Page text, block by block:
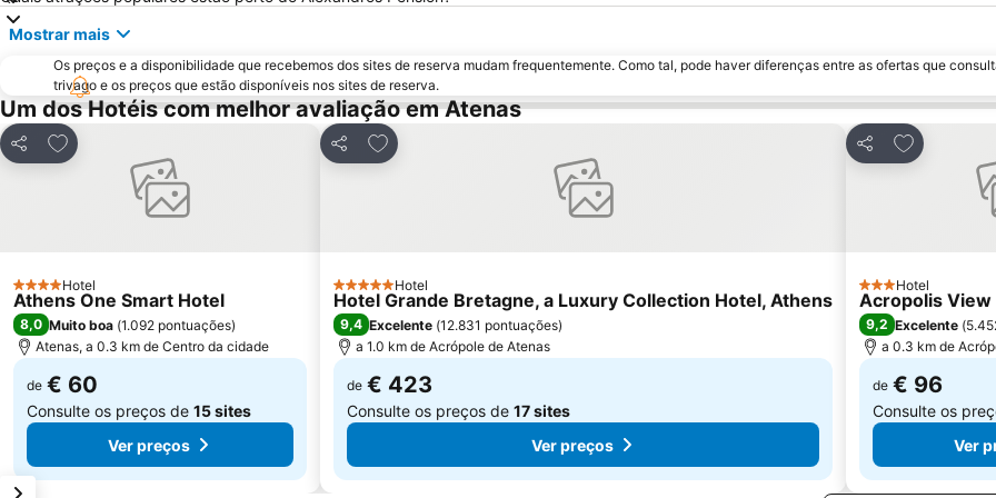
Mostrar mais
Os preços e a disponibilidade que recebemos dos sites de reserva mudam frequentemente. Como tal, pode haver diferenças entre as ofertas que
trivago e os preços que estão disponíveis nos sites de reserva.
Um dos Hotéis com melhor avaliação em Atenas
Partilhar
Adicionar aos favoritos
4 Estrelas
Hotel
Athens One Smart Hotel
8,0 Muito boa (1.092 pontuações)
Atenas, a 0.3 km de Centro da cidade
de € 60
Consulte os preços de 15 sites
Ver preços
Partilhar
Adicionar aos favoritos
5 EstrelasHotel
Hotel Grande Bretagne, a Luxury Collection Hotel, Athens
9,4 Excelente (12.831 pontuações)
a 1.0 km de Acrópole de Atenas
de € 423
Consulte os preços de 17 sites
Ver preços
Partilhar
Adicionar
3 Estrelas
Hotel
Acropolis View
9,2 Excelente (
a 0.3 km de
de € 96
Consulte os
Ver